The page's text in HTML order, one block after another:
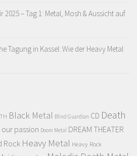
2025 – Tag 1: Metal, Mosh & Aussicht auf
Tagung in Kassel: Wie der Heavy Metal
Black Metal Blind Guardian CD Death
passion Doom Metal DREAM THEATER
Rock Heavy Metal Heavy Rock